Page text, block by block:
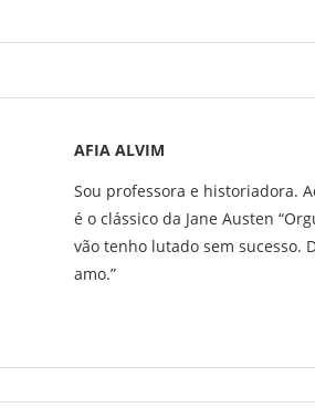
AFIA ALVIM
Sou professora e historiadora.
é o clássico da Jane Austen
vão tenho lutado sem sucesso.
amo.”